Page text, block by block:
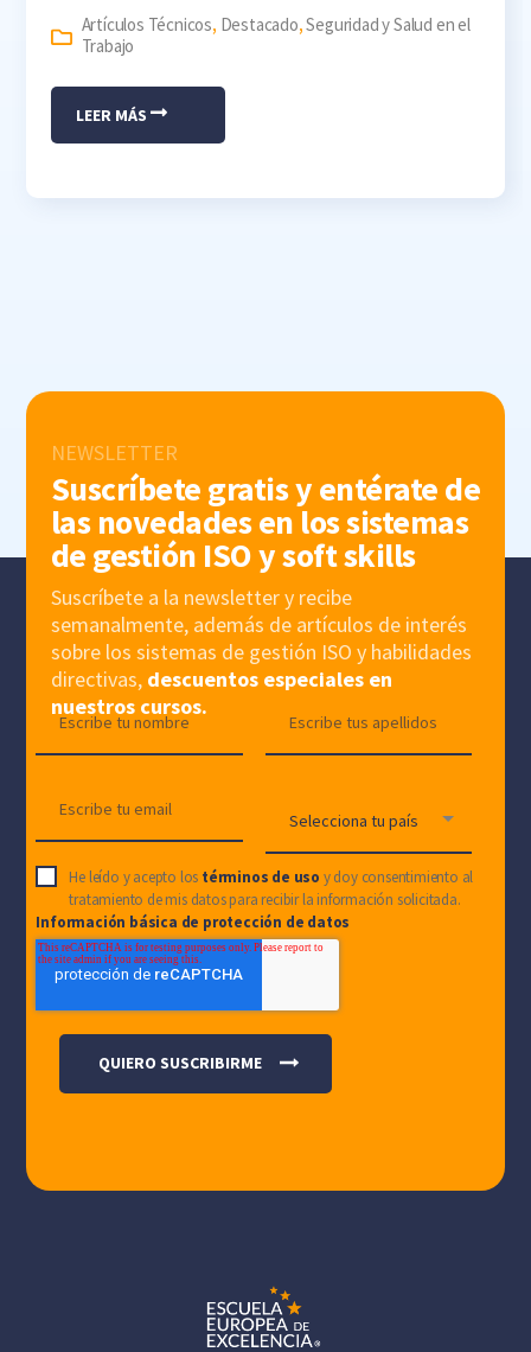
Artículos Técnicos, Destacado,Seguridad y Salud en el
Trabajo
LEER MÁS
NEWSLETTER
Suscríbete gratis y entérate de
las novedades en los sistemas
de gestión ISO y soft skills
Suscríbete a la newsletter y recibe
semanalmente, además de artículos de interés
sobre los sistemas de gestión ISO y habilidades
directivas, descuentos especiales en
nuestros cursos.
He leído y acepto los términos de uso y doy consentimiento al
tratamiento de mis datos para recibir la información solicitada.
Información básica de protección de datos